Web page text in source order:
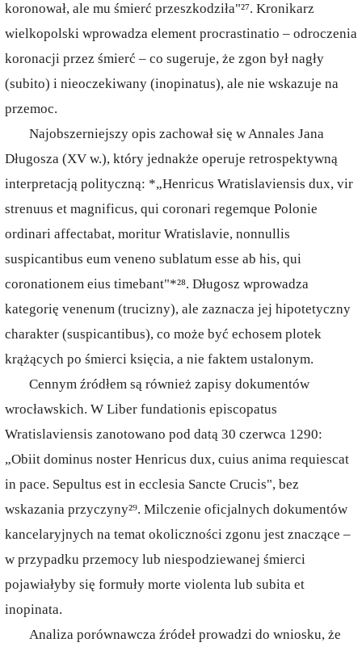
koronował, ale mu śmierć przeszkodziła"²⁷. Kronikarz
wielkopolski wprowadza element procrastinatio – odroczenia
koronacji przez śmierć – co sugeruje, że zgon był nagły
(subito) i nieoczekiwany (inopinatus), ale nie wskazuje na
przemoc.
Najobszerniejszy opis zachował się w Annales Jana
Długosza (XV w.), który jednakże operuje retrospektywną
interpretacją polityczną: *„Henricus Wratislaviensis dux, vir
strenuus et magnificus, qui coronari regemque Polonie
ordinari affectabat, moritur Wratislavie, nonnullis
suspicantibus eum veneno sublatum esse ab his, qui
coronationem eius timebant"*²⁸. Długosz wprowadza
kategorię venenum (trucizny), ale zaznacza jej hipotetyczny
charakter (suspicantibus), co może być echosem plotek
krążących po śmierci księcia, a nie faktem ustalonym.
Cennym źródłem są również zapisy dokumentów
wrocławskich. W Liber fundationis episcopatus
Wratislaviensis zanotowano pod datą 30 czerwca 1290:
„Obiit dominus noster Henricus dux, cuius anima requiescat
in pace. Sepultus est in ecclesia Sancte Crucis", bez
wskazania przyczyny²⁹. Milczenie oficjalnych dokumentów
kancelaryjnych na temat okoliczności zgonu jest znaczące –
w przypadku przemocy lub niespodziewanej śmierci
pojawiałyby się formuły morte violenta lub subita et
inopinata.
Analiza porównawcza źródeł prowadzi do wniosku, że